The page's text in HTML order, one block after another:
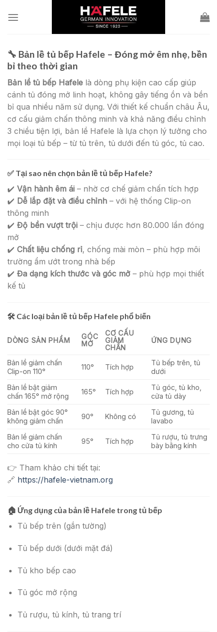
🔧 Bản lề tủ bếp Hafele – Đóng mở êm nhẹ, bền
bỉ theo thời gian
Bản lề tủ bếp Hafele là dòng phụ kiện cao cấp giúp
cánh tủ đóng mở linh hoạt, không gây tiếng ồn và bền
bỉ qua nhiều năm sử dụng. Với thiết kế chuẩn châu Âu,
cơ cấu giảm chấn thông minh và khả năng điều chỉnh
3 chiều tiện lợi, bản lề Hafele là lựa chọn lý tưởng cho
mọi loại tủ bếp – từ tủ trên, tủ dưới đến tủ góc, tủ cao.
✅ Tại sao nên chọn bản lề tủ bếp Hafele?
✔️ Vận hành êm ái – nhờ cơ chế giảm chấn tích hợp
✔️ Dễ lắp đặt và điều chỉnh – với hệ thống Clip-on
thông minh
✔️ Độ bền vượt trội – chịu được hơn 80.000 lần đóng
mở
✔️ Chất liệu chống rỉ, chống mài mòn – phù hợp môi
trường ẩm ướt trong nhà bếp
✔️ Đa dạng kích thước và góc mở – phù hợp mọi thiết
kế tủ
🛠️ Các loại bản lề tủ bếp Hafele phổ biến
DÒNG SẢN PHẨM
GÓC
MỞ
CƠ CẤU
GIẢM
CHẤN
ỨNG DỤNG
Bản lề giảm chấn
Clip-on 110°
110° Tích hợp
Tủ bếp trên, tủ
dưới
Bản lề bật giảm
chấn 165° mở rộng
165° Tích hợp
Tủ góc, tủ kho,
cửa tủ dày
Bản lề bật góc 90°
không giảm chấn
90° Không có
Tủ gương, tủ
lavabo
Bản lề giảm chấn
cho cửa tủ kính
95° Tích hợp
Tủ rượu, tủ trưng
bày bằng kính
👉 Tham khảo chi tiết tại:
🔗 https://hafele-vietnam.org
🏠 Ứng dụng của bản lề Hafele trong tủ bếp
Tủ bếp trên (gắn tường)
Tủ bếp dưới (dưới mặt đá)
Tủ kho bếp cao
Tủ góc mở rộng
Tủ rượu, tủ kính, tủ trang trí